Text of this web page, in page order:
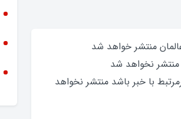
منتشر خواهد‌ شد
منتشر نخواهد‌ شد
با خبر باشد منتشر نخواهد‌